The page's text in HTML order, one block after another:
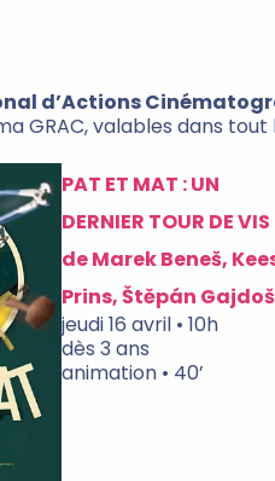
d’Actions
GRAC, valables dans
PAT ET MAT : UN
DERNIER TOUR DE VIS
de Marek Beneš,
Prins, Štěpán Gajdoš
jeudi 16 avril • 10h
dès 3 ans
animation • 40’